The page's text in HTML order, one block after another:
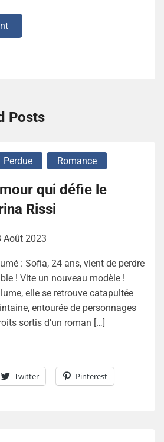
Posts
Perdue Romance
qui défie le
Rissi
Août 2023
: Sofia, 24 ans, vient de perdre
! Vite un nouveau modèle !
elle se retrouve catapultée
entourée de personnages
sortis d’un roman […]
Twitter Pinterest